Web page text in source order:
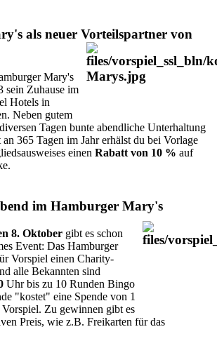
als neuer Vorteilspartner von
Mary's
sein Zuhause im
Hotels in
Neben gutem
Tagen bunte abendliche Unterhaltung
365 Tagen im Jahr erhälst du bei Vorlage
einen Rabatt von 10 % auf
im Hamburger Mary's
8. Oktober gibt es schon
Event: Das Hamburger
Vorspiel einen Charity-
alle Bekannten sind
Uhr bis zu 10 Runden Bingo
"kostet" eine Spende von 1
Zu gewinnen gibt es
Preis, wie z.B. Freikarten für das